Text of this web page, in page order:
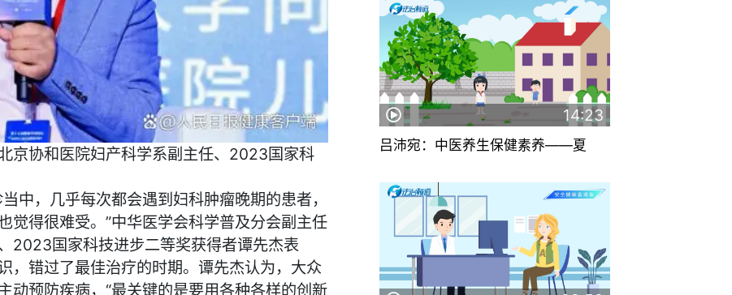
京协和医院妇产科学系副主任、2023国家科
中，几乎每次都会遇到妇科肿瘤晚期的患者，
觉得很难受。”中华医学会科学普及分会副主任
2023国家科技进步二等奖获得者谭先杰表
，错过了最佳治疗的时期。谭先杰认为，大众
动预防疾病，“最关键的是要用各种各样的创新
14:23
吕沛宛：中医养生保健素养——夏